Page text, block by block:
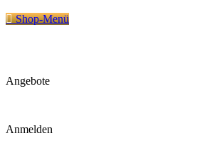
Shop-Menü
Angebote
Anmelden